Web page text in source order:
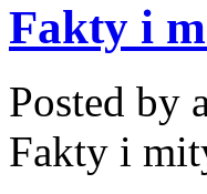
Fakty i
Posted by
Fakty i